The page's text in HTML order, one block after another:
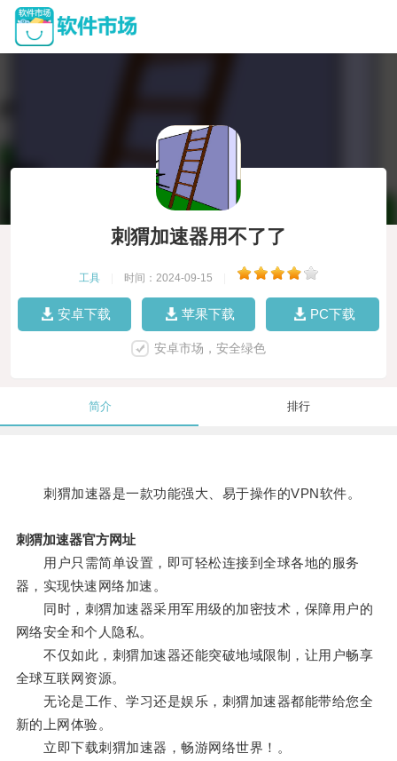
刺猬加速器用不了了
工具 时间：2024-09-15
安卓下载 苹果下载 PC下载
安卓市场，安全绿色
简介 排行
刺猬加速器是一款功能强大、易于操作的VPN软件。
刺猬加速器官方网址
用户只需简单设置，即可轻松连接到全球各地的服务
器，实现快速网络加速。
同时，刺猬加速器采用军用级的加密技术，保障用户的
网络安全和个人隐私。
不仅如此，刺猬加速器还能突破地域限制，让用户畅享
全球互联网资源。
无论是工作、学习还是娱乐，刺猬加速器都能带给您全
新的上网体验。
立即下载刺猬加速器，畅游网络世界！。